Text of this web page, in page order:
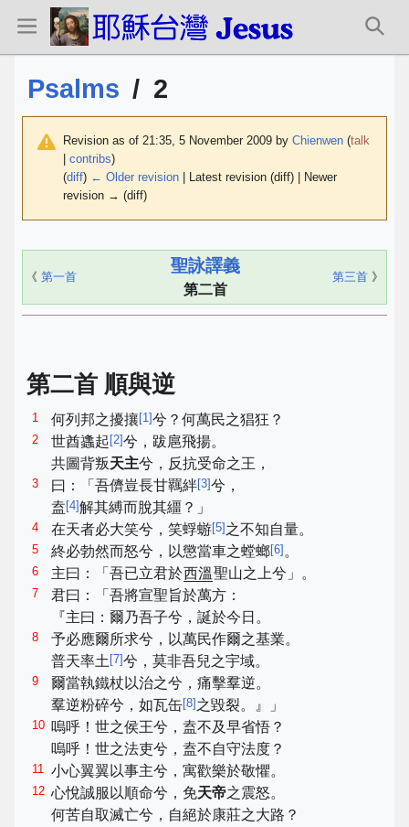
Psalms / 2
Revision as of 21:35, 5 November 2009 by Chienwen (talk
contribs)
(diff) ← Older revision | Latest revision (diff) | Newer
revision → (diff)
《 第一首
聖詠譯義
第二首
第三首 》
第二首 順與逆
1 何列邦之擾攘 [1]兮？何萬民之猖狂？
2 世酋蠭起 [2]兮，跋扈飛揚。
共圖背叛天主兮，反抗受命之王，
3 曰：「吾儕豈長甘羈絆[3]兮，
盍 [4]解其縛而脫其繮？」
4 在天者必大笑兮，笑蜉蝣[5] 之不知自量。
5 終必勃然而怒兮，以懲當車之螳螂[6] 。
6 主曰：「吾已立君於西溫聖山之上兮」。
7
君曰：「吾將宣聖旨於萬方：
『主曰：爾乃吾子兮，誕於今日。
8
予必應爾所求兮，以萬民作爾之基業。
普天率土[7]兮，莫非吾兒之宇域。
9
爾當執鐵杖以治之兮，痛擊羣逆。
羣逆粉碎兮，如瓦缶[8] 之毀裂。』」
10 嗚呼！世之侯王兮，盍不及早省悟？
嗚呼！世之法吏兮，盍不自守法度？
11 小心翼翼以事主兮，寓歡樂於敬懼。
12 心悅誠服以順命兮，免天帝之震怒。
何苦自取滅亡兮，自絕於康莊之大路？